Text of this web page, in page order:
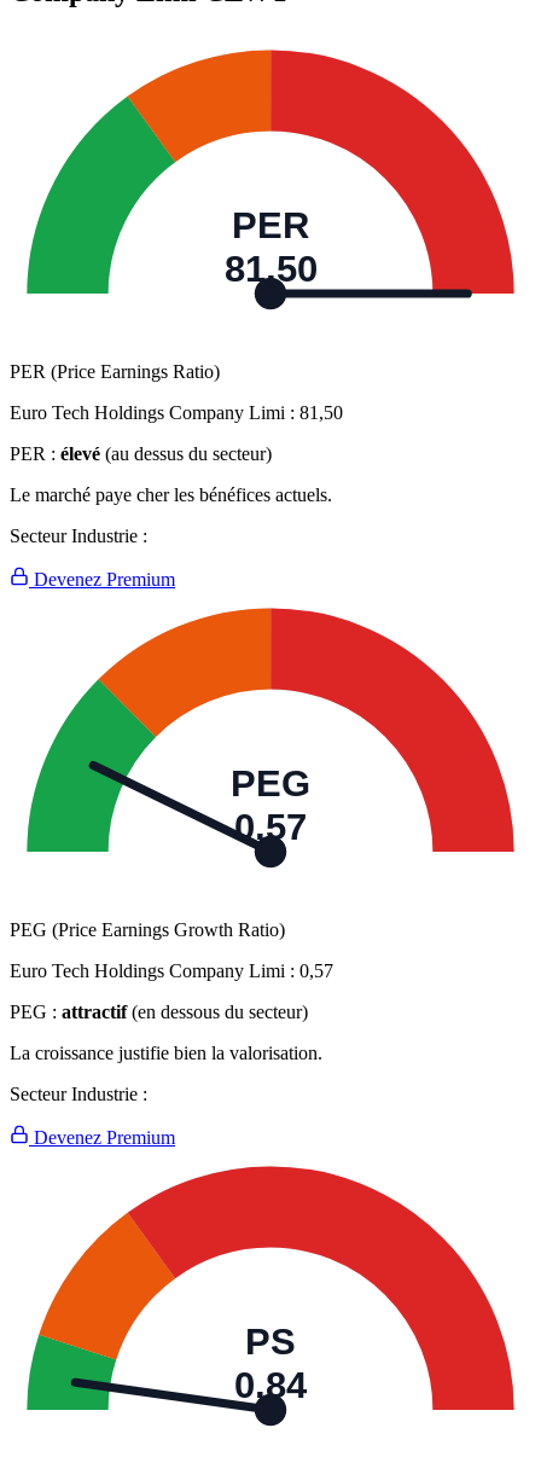
PER
81,50
PER (Price Earnings Ratio)
Euro Tech Holdings Company Limi : 81,50
PER : élevé (au dessus du secteur)
Le marché paye cher les bénéfices actuels.
Secteur Industrie :
Devenez Premium
PEG
0,57
PEG (Price Earnings Growth Ratio)
Euro Tech Holdings Company Limi : 0,57
PEG : attractif (en dessous du secteur)
La croissance justifie bien la valorisation.
Secteur Industrie :
Devenez Premium
PS
0,84